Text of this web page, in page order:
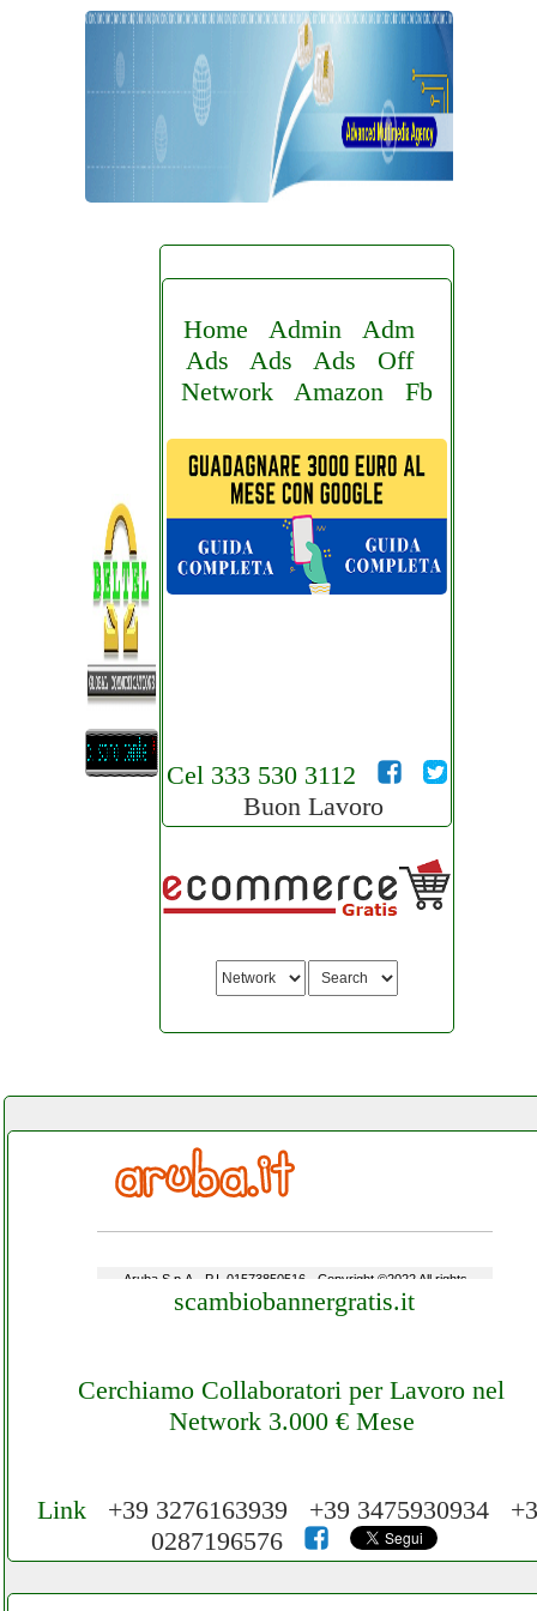
Home Admin
Adm
Ads
Ads Ads
Off
Network
Amazon Fb
Cel 333 530 3112
Buon Lavoro
scambiobannergratis.it
Cerchiamo Collaboratori per Lavoro nel
Network 3.000 € Mese
Cerchiamo Collaboratori per Lavoro nel
Network 3.000 € Mese
Link +39 3276163939 +39 3475930934
0287196576